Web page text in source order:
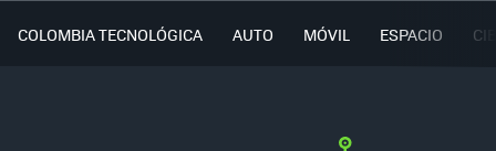
COLOMBIA TECNOLÓGICA AUTO MÓVIL ESPACIO